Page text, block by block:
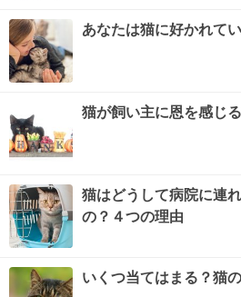
あなたは猫に好かれて
猫が飼い主に恩を感じ
猫はどうして病院に連
の？４つの理由
いくつ当てはまる？猫